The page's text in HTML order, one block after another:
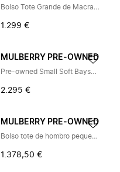
Bolso Tote Grande de Macramé Pre-owned
1.299 €
MULBERRY PRE-OWNED
Pre-owned Small Soft Bayswater Leather Tote Bag
2.295 €
MULBERRY PRE-OWNED
Bolso tote de hombro pequeño Leighton Pre-owned
1.378,50 €